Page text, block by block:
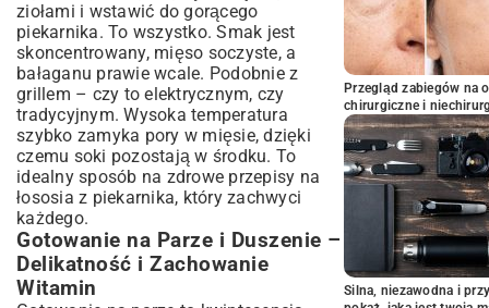
ziołami i wstawić do gorącego
piekarnika. To wszystko. Smak jest
skoncentrowany, mięso soczyste, a
bałaganu prawie wcale. Podobnie z
grillem – czy to elektrycznym, czy
tradycyjnym. Wysoka temperatura
szybko zamyka pory w mięsie, dzięki
czemu soki pozostają w środku. To
idealny sposób na zdrowe przepisy na
łososia z piekarnika, który zachwyci
każdego.
Gotowanie na Parze i Duszenie –
Delikatność i Zachowanie
Witamin
Przegląd zabiegów na
chirurgiczne i
Silna, niezawodna i